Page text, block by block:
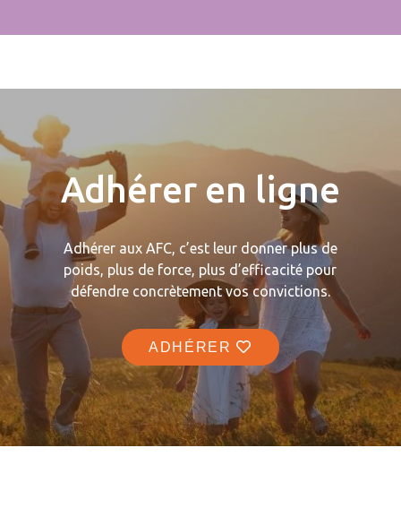
Adhérer en ligne
Adhérer aux AFC, c’est leur donner plus de
poids, plus de force, plus d’efficacité pour
défendre concrètement vos convictions.
ADHÉRER